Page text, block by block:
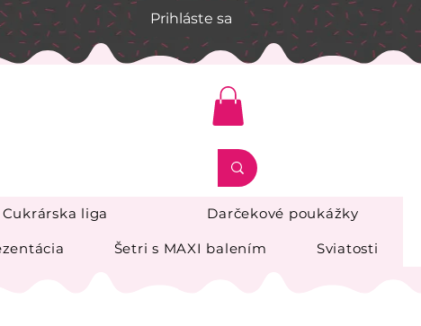
Prihláste sa
Cukrárska liga Darčekové poukážky
Šetri s MAXI balením Sviatosti